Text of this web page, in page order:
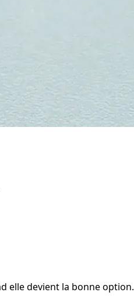
elle devient la bonne option.